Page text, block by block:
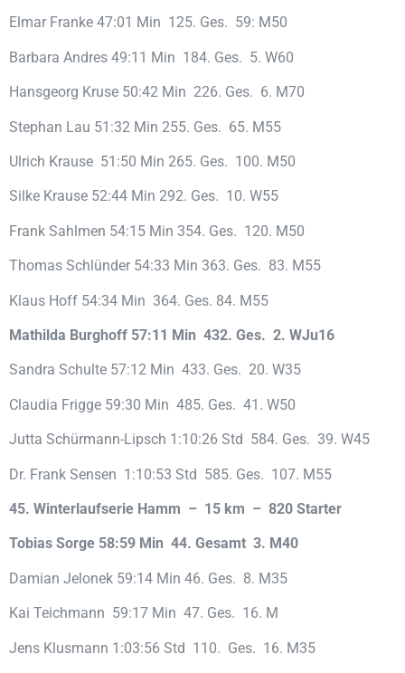
Elmar Franke 47:01 Min 125. Ges. 59: M50
Barbara Andres 49:11 Min 184. Ges. 5. W60
Hansgeorg Kruse 50:42 Min 226. Ges. 6. M70
Stephan Lau 51:32 Min 255. Ges. 65. M55
Ulrich Krause 51:50 Min 265. Ges. 100. M50
Silke Krause 52:44 Min 292. Ges. 10. W55
Frank Sahlmen 54:15 Min 354. Ges. 120. M50
Thomas Schlünder 54:33 Min 363. Ges. 83. M55
Klaus Hoff 54:34 Min 364. Ges. 84. M55
Mathilda Burghoff 57:11 Min 432. Ges. 2. WJu16
Sandra Schulte 57:12 Min 433. Ges. 20. W35
Claudia Frigge 59:30 Min 485. Ges. 41. W50
Jutta Schürmann-Lipsch 1:10:26 Std 584. Ges. 39. W45
Dr. Frank Sensen 1:10:53 Std 585. Ges. 107. M55
45. Winterlaufserie Hamm – 15 km – 820 Starter
Tobias Sorge 58:59 Min 44. Gesamt 3. M40
Damian Jelonek 59:14 Min 46. Ges. 8. M35
Kai Teichmann 59:17 Min 47. Ges. 16. M
Jens Klusmann 1:03:56 Std 110. Ges. 16. M35